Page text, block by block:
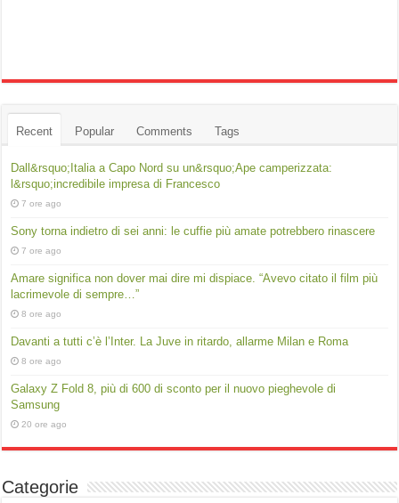
Recent Popular Comments Tags
Dall&rsquo;Italia a Capo Nord su un&rsquo;Ape camperizzata:
l&rsquo;incredibile impresa di Francesco
7 ore ago
Sony torna indietro di sei anni: le cuffie più amate potrebbero rinascere
7 ore ago
Amare significa non dover mai dire mi dispiace. “Avevo citato il film più
lacrimevole di sempre…”
8 ore ago
Davanti a tutti c’è l’Inter. La Juve in ritardo, allarme Milan e Roma
8 ore ago
Galaxy Z Fold 8, più di 600 di sconto per il nuovo pieghevole di
Samsung
20 ore ago
Categorie